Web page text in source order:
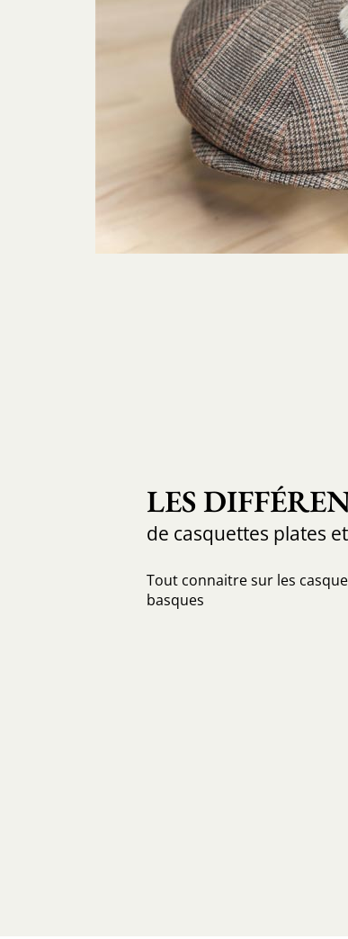
LES
de casquettes plates
Tout connaitre sur les
basques